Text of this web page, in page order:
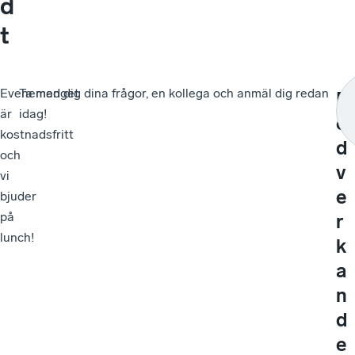
d
t
Evenemanget
är
kostnadsfritt
och
vi
bjuder
på
lunch!
Ta med dig dina frågor, en kollega och anmäl dig redan
idag!
M
e
d
v
e
r
k
a
n
d
e